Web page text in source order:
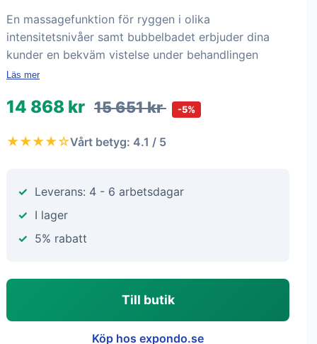
En massagefunktion för ryggen i olika
intensitetsnivåer samt bubbelbadet erbjuder dina
kunder en bekväm vistelse under behandlingen
Läs mer
14 868 kr 15 651 kr -5%
★★★★☆Vårt betyg: 4.1 / 5
Leverans: 4 - 6 arbetsdagar
I lager
5% rabatt
Till butik
Köp hos expondo.se